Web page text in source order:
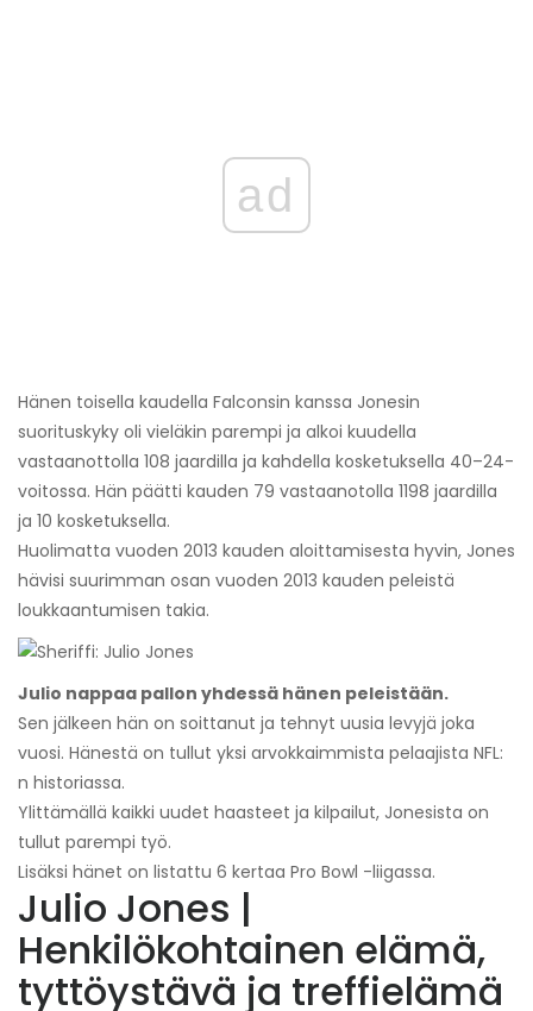
ad
Hänen toisella kaudella Falconsin kanssa Jonesin
suorituskyky oli vieläkin parempi ja alkoi kuudella
vastaanottolla 108 jaardilla ja kahdella kosketuksella 40–24-
voitossa. Hän päätti kauden 79 vastaanotolla 1198 jaardilla
ja 10 kosketuksella.
Huolimatta vuoden 2013 kauden aloittamisesta hyvin, Jones
hävisi suurimman osan vuoden 2013 kauden peleistä
loukkaantumisen takia.
Julio nappaa pallon yhdessä hänen peleistään.
Sen jälkeen hän on soittanut ja tehnyt uusia levyjä joka
vuosi. Hänestä on tullut yksi arvokkaimmista pelaajista NFL:
n historiassa.
Ylittämällä kaikki uudet haasteet ja kilpailut, Jonesista on
tullut parempi työ.
Lisäksi hänet on listattu 6 kertaa Pro Bowl -liigassa.
Julio Jones |
Henkilökohtainen elämä,
tyttöystävä ja treffielämä